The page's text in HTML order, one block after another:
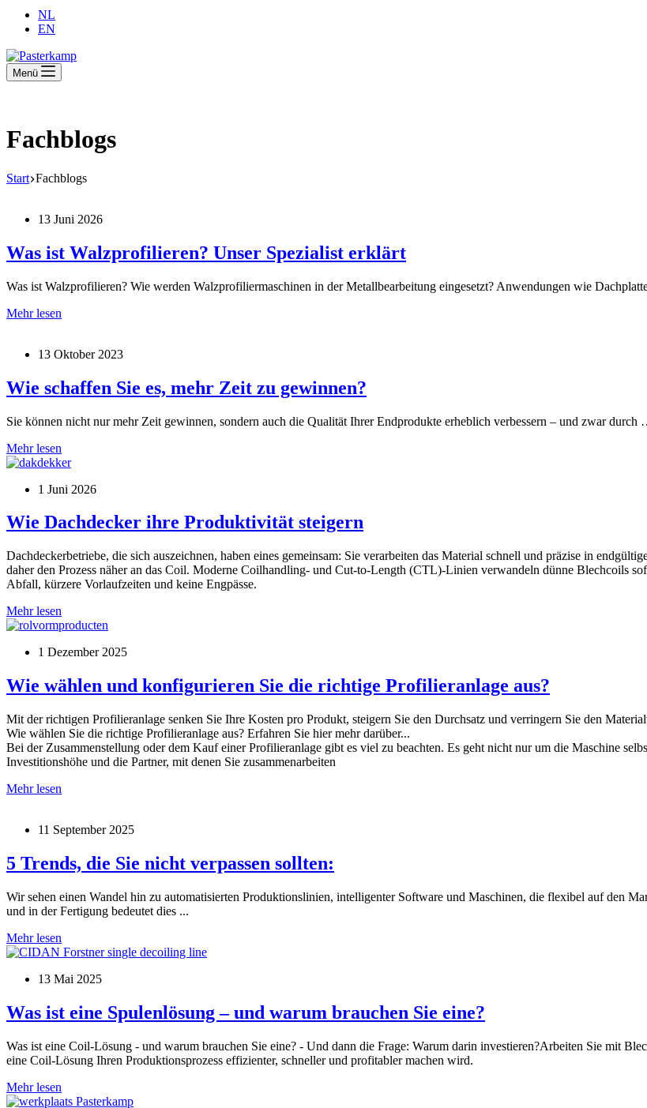
NL
EN
Menü
Fachblogs
Start Fachblogs
13 Juni 2026
Was ist Walzprofilieren? Unser Spezialist erklärt
Was ist Walzprofilieren? Wie werden Walzprofiliermaschinen in der Metallbearbeitung eingesetzt? Anwendungen wie
Mehr lesen
Unser
erklärt
13 Oktober 2023
Wie schaffen Sie es, mehr Zeit zu gewinnen?
Sie können nicht nur mehr Zeit gewinnen, sondern auch die Qualität Ihrer Endprodukte erheblich verbessern – und zwar durch
Mehr lesen
schaffen
es,
Zeit
zu
1 Juni 2026
Wie Dachdecker ihre Produktivität steigern
Dachdeckerbetriebe, die sich auszeichnen, haben eines gemeinsam: Sie verarbeiten das Material schnell und präzise in
daher den Prozess näher an das Coil. Moderne Coilhandling- und Cut-to-Length (CTL)-Linien verwandeln dünne Blechcoils
Abfall, kürzere Vorlaufzeiten und keine Engpässe.
Mehr lesen
Dachdecker
Produktivität
1 Dezember 2025
Wie wählen und konfigurieren Sie die richtige Profilieranlage aus?
Mit der richtigen Profilieranlage senken Sie Ihre Kosten pro Produkt, steigern Sie den Durchsatz und verringern Sie den
Wie wählen Sie die richtige Profilieranlage aus? Erfahren Sie hier mehr darüber...
Bei der Zusammenstellung oder dem Kauf einer Profilieranlage gibt es viel zu beachten. Es geht nicht nur um die Maschine
Investitionshöhe und die Partner, mit denen Sie zusammenarbeiten
Mehr lesen
konfigurieren
die
richtige
aus?
11 September 2025
5 Trends, die Sie nicht verpassen sollten:
Wir sehen einen Wandel hin zu automatisierten Produktionslinien, intelligenter Software und Maschinen, die flexibel auf den
und in der Fertigung bedeutet dies ...
Mehr lesen
Trends,
Sie
verpassen
sollten:
13 Mai 2025
Was ist eine Spulenlösung – und warum brauchen Sie eine?
Was ist eine Coil-Lösung - und warum brauchen Sie eine? - Und dann die Frage: Warum darin investieren?Arbeiten Sie mit
eine Coil-Lösung Ihren Produktionsprozess effizienter, schneller und profitabler machen wird.
Mehr lesen
ist